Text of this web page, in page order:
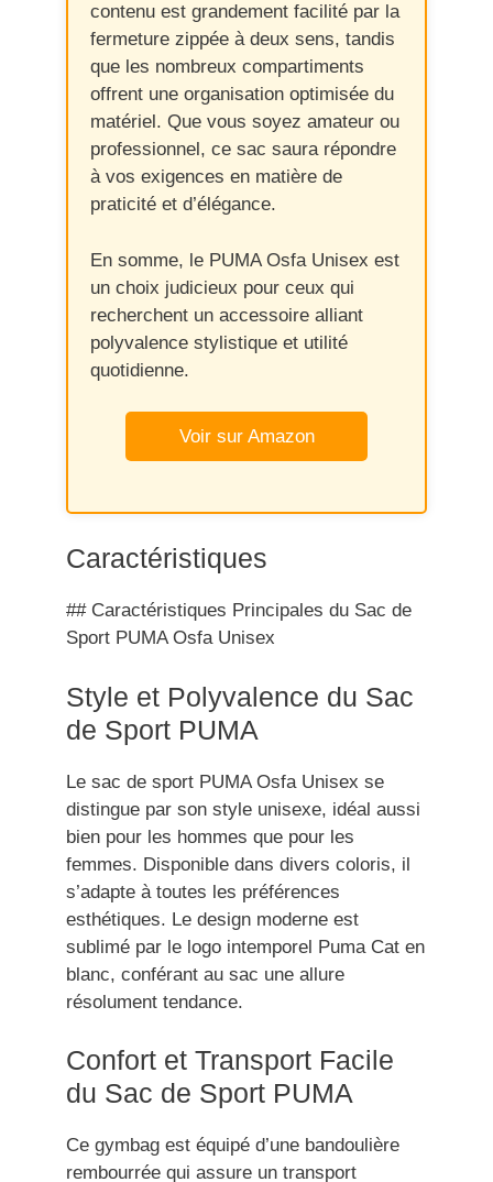
contenu est grandement facilité par la
fermeture zippée à deux sens, tandis
que les nombreux compartiments
offrent une organisation optimisée du
matériel. Que vous soyez amateur ou
professionnel, ce sac saura répondre
à vos exigences en matière de
praticité et d’élégance.
En somme, le PUMA Osfa Unisex est
un choix judicieux pour ceux qui
recherchent un accessoire alliant
polyvalence stylistique et utilité
quotidienne.
Voir sur Amazon
Caractéristiques
## Caractéristiques Principales du Sac de
Sport PUMA Osfa Unisex
Style et Polyvalence du Sac
de Sport PUMA
Le sac de sport PUMA Osfa Unisex se
distingue par son style unisexe, idéal aussi
bien pour les hommes que pour les
femmes. Disponible dans divers coloris, il
s’adapte à toutes les préférences
esthétiques. Le design moderne est
sublimé par le logo intemporel Puma Cat en
blanc, conférant au sac une allure
résolument tendance.
Confort et Transport Facile
du Sac de Sport PUMA
Ce gymbag est équipé d’une bandoulière
rembourrée qui assure un transport